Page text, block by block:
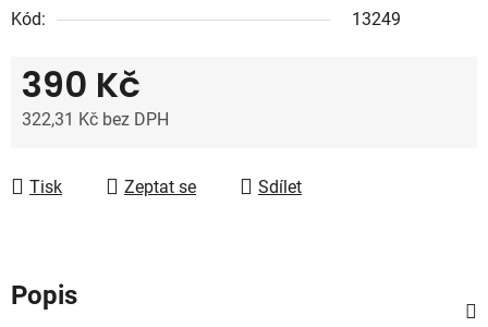
Kód:
13249
390 Kč
322,31 Kč bez DPH
Tisk
Zeptat se Sdílet
Popis